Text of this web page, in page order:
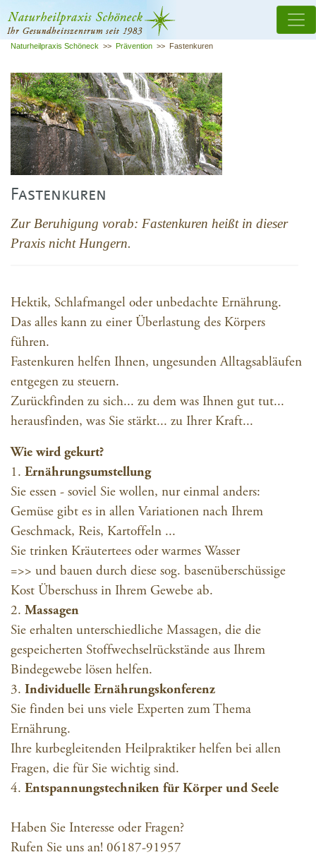
Naturheilpraxis Schöneck >> Prävention >> Fastenkuren
Fastenkuren
Zur Beruhigung vorab: Fastenkuren heißt in dieser
Praxis nicht Hungern.
Hektik, Schlafmangel oder unbedachte Ernährung.
Das alles kann zu einer Überlastung des Körpers
führen.
Fastenkuren helfen Ihnen, ungesunden Alltagsabläufen
entgegen zu steuern.
Zurückfinden zu sich... zu dem was Ihnen gut tut...
herausfinden, was Sie stärkt... zu Ihrer Kraft...
Wie wird gekurt?
1. Ernährungsumstellung
Sie essen - soviel Sie wollen, nur einmal anders:
Gemüse gibt es in allen Variationen nach Ihrem
Geschmack, Reis, Kartoffeln ...
Sie trinken Kräutertees oder warmes Wasser
=>> und bauen durch diese sog. basenüberschüssige
Kost Überschuss in Ihrem Gewebe ab.
2. Massagen
Sie erhalten unterschiedliche Massagen, die die
gespeicherten Stoffwechselrückstände aus Ihrem
Bindegewebe lösen helfen.
3. Individuelle Ernährungskonferenz
Sie finden bei uns viele Experten zum Thema
Ernährung.
Ihre kurbegleitenden Heilpraktiker helfen bei allen
Fragen, die für Sie wichtig sind.
4. Entspannungstechniken für Körper und Seele
Haben Sie Interesse oder Fragen?
Rufen Sie uns an! 06187-91957